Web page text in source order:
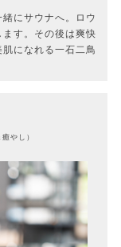
にサウナへ。ロウ
す。その後は爽快
になれる一石二鳥
やし）